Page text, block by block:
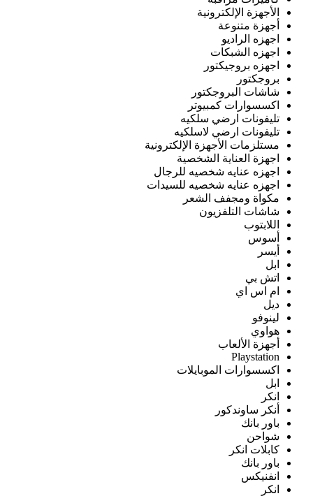
الأجهزة الإلكترونية
أجهزة متنوعة
اجهزه الراديو
اجهزه الشبكات
اجهزه بروجيكتور
بروجكتور
شاشات البروجكتور
اكسسوارات كمبيوتر
تليفونات ارضي سلكيه
تليفونات ارضي لاسلكيه
مستلزمات الأجهزة الإلكترونية
اجهزة العناية الشخصية
اجهزه عنايه شخصيه للرجال
اجهزه عنايه شخصيه للسيدات
مكواة ومجفف الشعر
شاشات التلفزيون
اللابتوب
أسوس
أيسر
ابل
اتش بي
ام اس اي
ديل
لينوفو
هواوي
أجهزة الألعاب
Playstation
اكسسوارات الموبايلات
ابل
انكر
أنكر ساوندكور
باور بانك
شواحن
كابلات انكر
باور بانك
انفنيكس
انكر